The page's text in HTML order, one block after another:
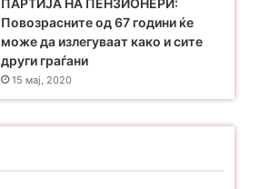
Повозрасните од 67 години ќе
може да излегуваат како и сите
други граѓани
15 мај, 2020